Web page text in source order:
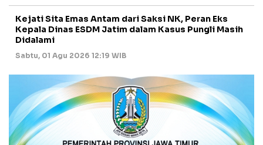
Kejati Sita Emas Antam dari Saksi NK, Peran Eks
Kepala Dinas ESDM Jatim dalam Kasus Pungli Masih
Didalami
Sabtu, 01 Agu 2026 12:19 WIB